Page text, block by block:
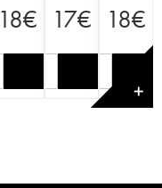
18€ 17€ 18€
✕